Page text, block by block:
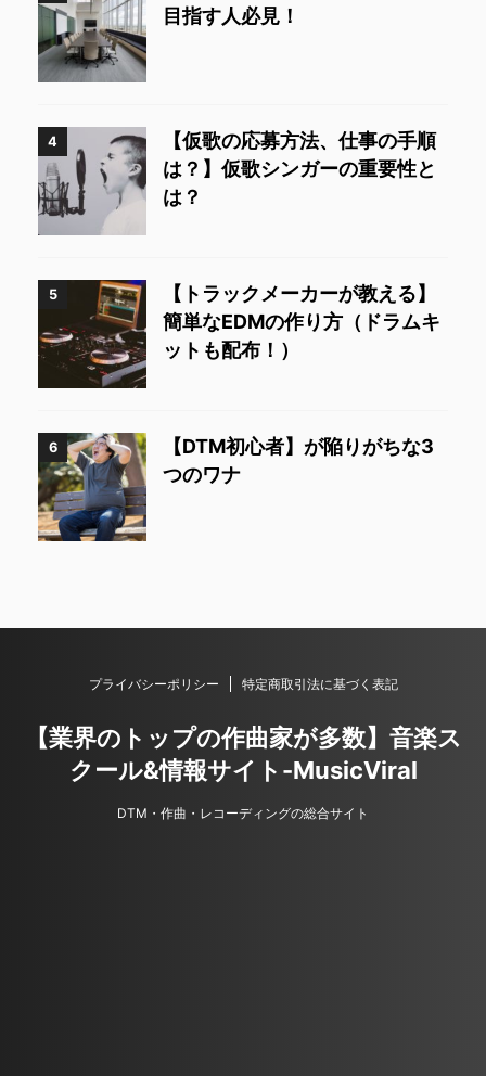
目指す人必見！
4
【仮歌の応募方法、仕事の手順
は？】仮歌シンガーの重要性と
は？
5
【トラックメーカーが教える】
簡単なEDMの作り方（ドラムキ
ットも配布！）
6
【DTM初心者】が陥りがちな3
つのワナ
プライバシーポリシー 特定商取引法に基づく表記
【業界のトップの作曲家が多数】音楽ス
クール&情報サイト-MusicViral
DTM・作曲・レコーディングの総合サイト